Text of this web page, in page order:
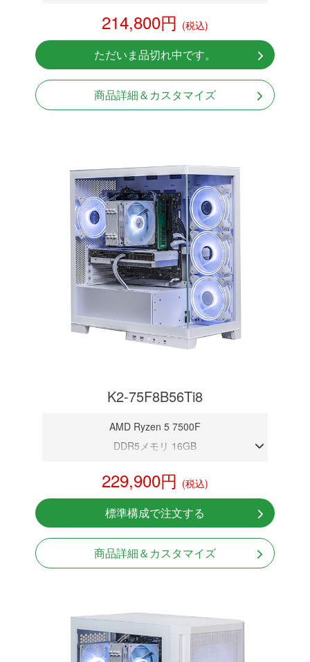
NVMeSSD 1TB
Windows11 Home 64bit
214,800円 (税込)
ただいま品切れ中です。
商品詳細＆カスタマイズ
K2-75F8B56Ti8
AMD Ryzen 5 7500F
DDR5メモリ 16GB
NVMeSSD 1TB
Windows11 Home 64bit
229,900円 (税込)
標準構成で注文する
商品詳細＆カスタマイズ